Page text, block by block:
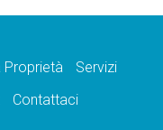
Proprietà
Servizi
Contattaci